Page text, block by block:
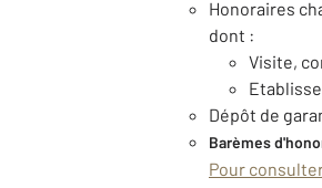
Honoraires
dont :
Visite,
Dépôt de
Barèmes
Pour